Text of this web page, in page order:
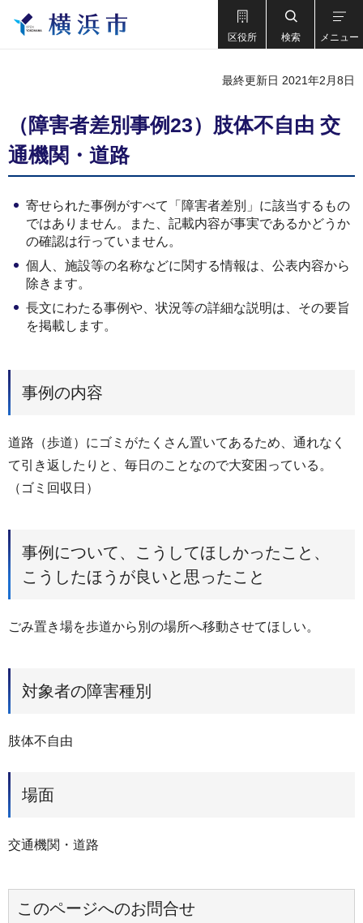
区役所 検索 メニュー
最終更新日 2021年2月8日
（障害者差別事例23）肢体不自由 交
通機関・道路
寄せられた事例がすべて「障害者差別」に該当するもの
ではありません。また、記載内容が事実であるかどうか
の確認は行っていません。
個人、施設等の名称などに関する情報は、公表内容から
除きます。
長文にわたる事例や、状況等の詳細な説明は、その要旨
を掲載します。
事例の内容
道路（歩道）にゴミがたくさん置いてあるため、通れなく
て引き返したりと、毎日のことなので大変困っている。
（ゴミ回収日）
事例について、こうしてほしかったこと、
こうしたほうが良いと思ったこと
ごみ置き場を歩道から別の場所へ移動させてほしい。
対象者の障害種別
肢体不自由
場面
交通機関・道路
このページへのお問合せ